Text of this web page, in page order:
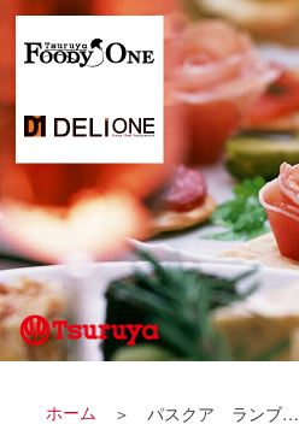
ホーム パスクア ランブルスコ デッレミリア